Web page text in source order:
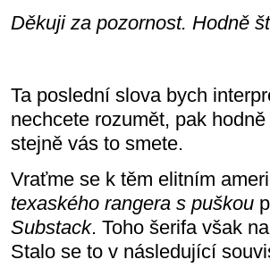
Děkuji za pozornost. Hodně
Ta poslední slova bych
nechcete rozumět, pak
stejně vás to smete.
Vraťme se k těm elitním
texaského rangera s puškou
Substack. Toho šerifa však
Stalo se to v následující